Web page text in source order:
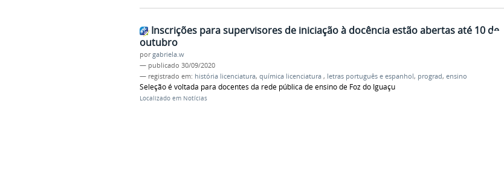
Inscrições para supervisores de iniciação à docência estão abertas até 10 de
outubro
porgabriela.w
— publicado 30/09/2020
— registrado em: história licenciatura, química licenciatura , letras português e espanhol, prograd, ensino
Seleção é voltada para docentes da rede pública de ensino de Foz do Iguaçu
Localizado em Notícias